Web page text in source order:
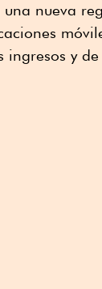
una nueva
ingresos y